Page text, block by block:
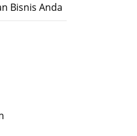
Bisnis Anda